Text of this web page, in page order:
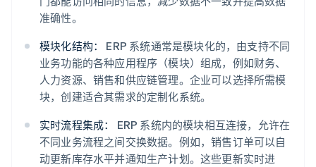
准确性。
模块化结构：
ERP 系统通常是模块化的，由支持不同
业务功能的各种应用程序（模块）组成，例如财务、
人力资源、销售和供应链管理。企业可以选择所需模
块，创建适合其需求的定制化系统。
实时流程集成：
ERP 系统内的模块相互连接，允许在
不同业务流程之间交换数据。例如，销售订单可以自
动更新库存水平并通知生产计划。这些更新实时进